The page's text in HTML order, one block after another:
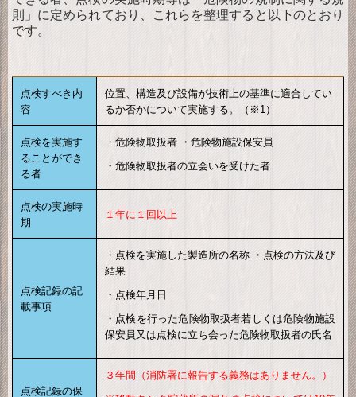
則」に定められており、これらを整理すると以下のとおり
です。
点検すべき内
容
位置、構造及び設備が技術上の基準に適合してい
るか否かについて実施する。（※1）
点検を実施す
ることができ
る者
・危険物取扱者 ・危険物施設保安員
・危険物取扱者の立会いを受けた者
点検の実施時
期
１年に１回以上
点検記録の記
載事項
・点検を実施した製造所の名称 ・点検の方法及び
結果
・点検年月日
・点検を行った危険物取扱者若しくは危険物施設
保安員又は点検に立ち会った危険物取扱者の氏名
点検記録の保
３年間（消防署に報告する義務はありません。）